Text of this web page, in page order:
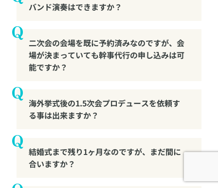
バンド演奏はできますか？
二次会の会場を既に予約済みなのですが、会
場が決まっていても幹事代行の申し込みは可
能ですか？
海外挙式後の1.5次会プロデュースを依頼す
る事は出来ますか？
結婚式まで残り1ヶ月なのですが、まだ間に
合いますか？